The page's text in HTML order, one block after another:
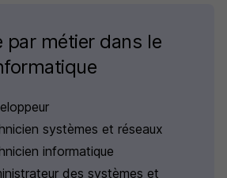
par métier dans le
systèmes et réseaux
informatique
des systèmes et